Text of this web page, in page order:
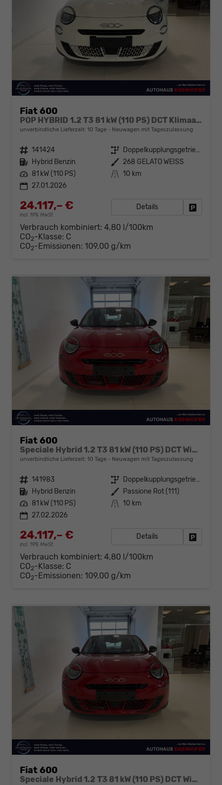
Fiat 600
POP HYBRID 1.2 T3 81 kW (110 PS) DCT Klimaanlage, Radio, DAB, Android Auto, Apple CarPlay, Mirror Screen, LED-Scheinwerfer, Einparkhilfe hinten, Regensensor, Lichtsensor, höhenverstellbarer Fahrersitz, uvm.
unverbindliche Lieferzeit: 10 Tage Neuwagen mit Tageszulassung
Fahrzeugnr. 141424 Getriebe
Doppelkupplungsgetriebe (DSG)
Kraftstoff Hybrid Benzin Außenfarbe 268 GELATO WEISS
Leistung 81 kW (110 PS) Kilometerstand 10 km
27.01.2026
24.117,– €
incl. 19% MwSt.
Details
Verbrauch kombiniert: 4,80 l/100km
CO2-Klasse: C
CO2-Emissionen: 109,00 g/km
Fiat 600
Speciale Hybrid 1.2 T3 81 kW (110 PS) DCT Winter-Paket, Klimaanlage, Radio, DAB, Android Auto, Apple CarPlay, Freisprecheinrichtung, Bluetooth, Regensensor, Einparkhilfe hinten, LED-Scheinwerfer, uvm.
unverbindliche Lieferzeit: 10 Tage Neuwagen mit Tageszulassung
Fahrzeugnr. 141983 Getriebe
Doppelkupplungsgetriebe (DSG)
Kraftstoff Hybrid Benzin Außenfarbe Passione Rot (111)
Leistung 81 kW (110 PS) Kilometerstand 10 km
27.02.2026
24.117,– €
incl. 19% MwSt.
Details
Verbrauch kombiniert: 4,80 l/100km
CO2-Klasse: C
CO2-Emissionen: 109,00 g/km
Fiat 600
Speciale Hybrid 1.2 T3 81 kW (110 PS) DCT Winter-Paket, Klimaautomatik, Radio, DAB, Android Auto, Apple CarPlay, Navigationssystem, Bluetooth, LED-Scheinwerfer, Induktionsladen für Smartphones, Rückfahrkamera, Keyless GO, uvm.